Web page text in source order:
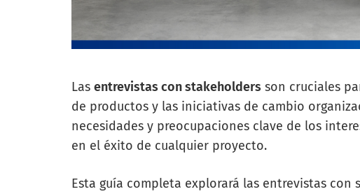
Las entrevistas con stakeholders son cruciales
de productos y las iniciativas de cambio
necesidades y preocupaciones clave de los
en el éxito de cualquier proyecto.
Esta guía completa explorará las entrevistas con